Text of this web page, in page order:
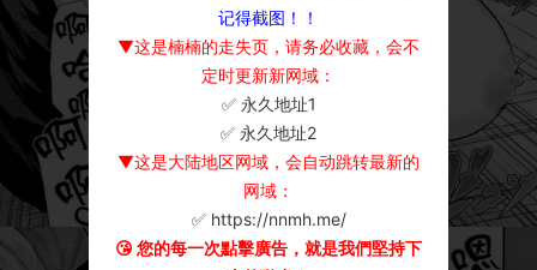
记得截图！！
▼这是楠楠的走失页，请务必收藏，会不
定时更新新网域：
✅ 永久地址1
✅ 永久地址2
▼这是大陆地区网域，会自动跳转最新的
网域：
✅ https://nnmh.me/
😘 您的每一次點擊廣告，就是我們堅持下